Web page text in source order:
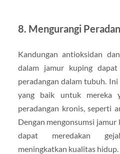
8. Mengurangi
Kandungan antioksidan
dalam jamur kuping dapat
peradangan dalam tubuh.
yang baik untuk mereka
peradangan kronis, seperti
Dengan mengonsumsi
dapat meredakan
meningkatkan kualitas hidup.